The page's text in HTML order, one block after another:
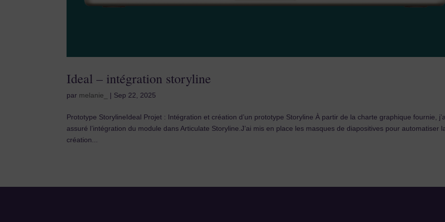
Ideal – intégration storyline
par melanie_ | Sep 22, 2025
Prototype StorylineIdeal Projet : Intégration et création d’un prototype Storyline À partir de la charte graphique fournie,
assuré l’intégration du module dans Articulate Storyline.J’ai mis en place les masques de diapositives pour automatiser
création...